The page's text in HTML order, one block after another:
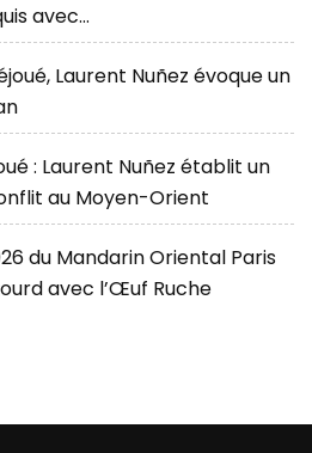
avec…
Laurent Nuñez évoque un
: Laurent Nuñez établit un
au Moyen-Orient
du Mandarin Oriental Paris
avec l’Œuf Ruche